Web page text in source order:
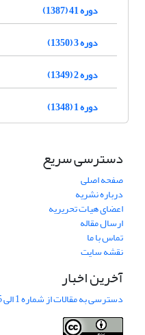
دوره 41 (1387)
دوره 3 (1350)
دوره 2 (1349)
دوره 1 (1348)
دسترسی سریع
صفحه اصلی
درباره نشریه
اعضای هیات تحریریه
ارسال مقاله
تماس با ما
نقشه سایت
آخرین اخبار
دسترسی به مقالات از شماره 1 الی 65 پژوهشهای جغرافیایی